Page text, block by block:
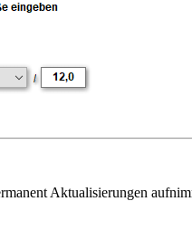
Aktualisierungen